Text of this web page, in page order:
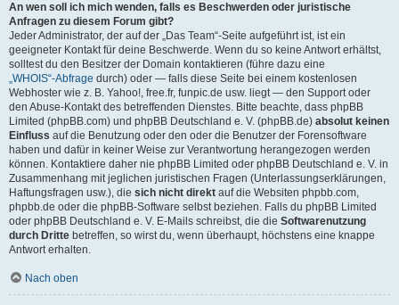
An wen soll ich mich wenden, falls es Beschwerden oder juristische
Anfragen zu diesem Forum gibt?
Jeder Administrator, der auf der „Das Team“-Seite aufgeführt ist, ist ein
geeigneter Kontakt für deine Beschwerde. Wenn du so keine Antwort erhältst,
solltest du den Besitzer der Domain kontaktieren (führe dazu eine
„WHOIS“-Abfrage durch) oder — falls diese Seite bei einem kostenlosen
Webhoster wie z. B. Yahoo!, free.fr, funpic.de usw. liegt — den Support oder
den Abuse-Kontakt des betreffenden Dienstes. Bitte beachte, dass phpBB
Limited (phpBB.com) und phpBB Deutschland e. V. (phpBB.de) absolut keinen
Einfluss auf die Benutzung oder den oder die Benutzer der Forensoftware
haben und dafür in keiner Weise zur Verantwortung herangezogen werden
können. Kontaktiere daher nie phpBB Limited oder phpBB Deutschland e. V. in
Zusammenhang mit jeglichen juristischen Fragen (Unterlassungserklärungen,
Haftungsfragen usw.), die sich nicht direkt auf die Websiten phpbb.com,
phpbb.de oder die phpBB-Software selbst beziehen. Falls du phpBB Limited
oder phpBB Deutschland e. V. E-Mails schreibst, die die Softwarenutzung
durch Dritte betreffen, so wirst du, wenn überhaupt, höchstens eine knappe
Antwort erhalten.
Nach oben